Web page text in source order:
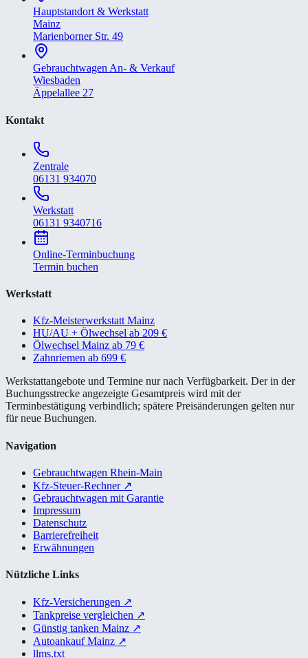
Hauptstandort & Werkstatt
Mainz
Marienborner Str. 49
Gebrauchtwagen An- & Verkauf
Wiesbaden
Äppelallee 27
Kontakt
Zentrale
06131 934070
Werkstatt
06131 9340716
Online-Terminbuchung
Termin buchen
Werkstatt
Kfz-Meisterwerkstatt Mainz
HU/AU + Ölwechsel ab 209 €
Ölwechsel Mainz ab 79 €
Zahnriemen ab 699 €
Werkstattangebote und Termine nur nach Verfügbarkeit. Der in der
Buchungsstrecke angezeigte Gesamtpreis wird mit der
Terminbestätigung verbindlich; spätere Preisänderungen gelten nur
für neue Buchungen.
Navigation
Gebrauchtwagen Rhein-Main
Kfz-Steuer-Rechner ↗
Gebrauchtwagen mit Garantie
Impressum
Datenschutz
Barrierefreiheit
Erwähnungen
Nützliche Links
Kfz-Versicherungen ↗
Tankpreise vergleichen ↗
Günstig tanken Mainz ↗
Autoankauf Mainz ↗
llms.txt